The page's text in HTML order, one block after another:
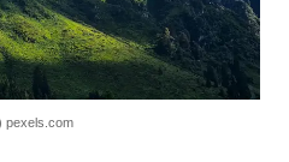
pexels.com